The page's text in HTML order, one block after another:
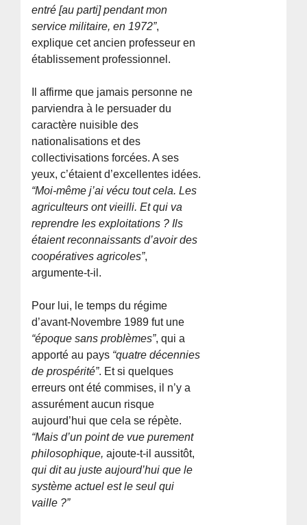
entré [au parti] pendant mon
service militaire, en 1972”,
explique cet ancien professeur en
établissement professionnel.
Il affirme que jamais personne ne
parviendra à le persuader du
caractère nuisible des
nationalisations et des
collectivisations forcées. A ses
yeux, c’étaient d’excellentes idées.
“Moi-même j’ai vécu tout cela. Les
agriculteurs ont vieilli. Et qui va
reprendre les exploitations ? Ils
étaient reconnaissants d’avoir des
coopératives agricoles”,
argumente-t-il.
Pour lui, le temps du régime
d’avant-Novembre 1989 fut une
“époque sans problèmes”, qui a
apporté au pays “quatre décennies
de prospérité”. Et si quelques
erreurs ont été commises, il n’y a
assurément aucun risque
aujourd’hui que cela se répète.
“Mais d’un point de vue purement
philosophique, ajoute-t-il aussitôt,
qui dit au juste aujourd’hui que le
système actuel est le seul qui
vaille ?”